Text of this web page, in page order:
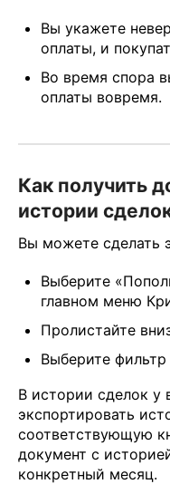
Вы укажете
оплаты, и
Во время спора
оплаты вовремя.
Как получить
истории
Вы можете сделать
Выберите
главном меню
Пролистайте
Выберите
В истории сделок у
экспортировать
соответствующую
документ с
конкретный месяц.